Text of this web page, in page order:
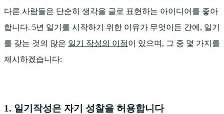
다른 사람들은 단순히 생각을 글로 표현하는 아이디어를 좋아
합니다. 5년 일기를 시작하기 위한 이유가 무엇이든 간에, 일기
를 갖는 것의 많은 일기 작성의 이점이 있으며, 그 중 몇 가지를
제시하겠습니다:
1. 일기작성은 자기 성찰을 허용합니다